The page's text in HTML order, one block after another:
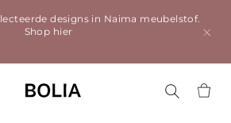
designs in Naima meubelstof.
Shop hier